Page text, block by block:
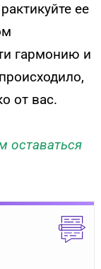
ее
гармонию и
от вас.
оставаться